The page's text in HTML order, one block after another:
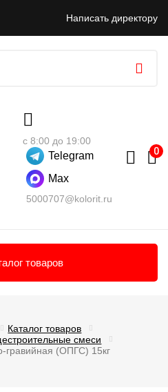
Написать директору
с 8:00 до 19:00
Telegram
Max
5000707@kolorit.ru
товаров
Каталог товаров
смеси
гравийная (ОПГС) 15кг